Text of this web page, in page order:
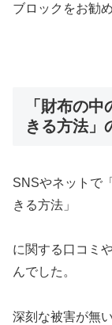
ブロックをお勧
「財布の
きる方法」
SNSやネットで
きる方法」
に関する口コミ
んでした。
深刻な被害が無